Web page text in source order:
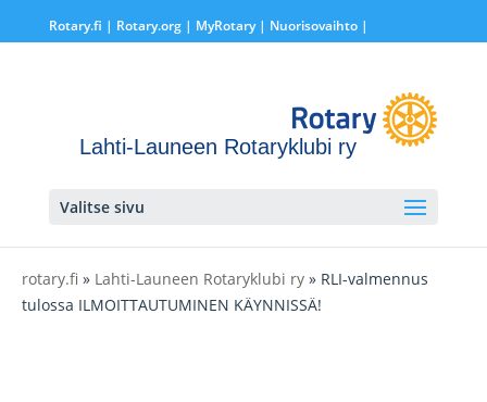
Rotary.fi | Rotary.org| MyRotary | Nuorisovaihto|
Lahti-Launeen Rotaryklubi ry
Valitse sivu
rotary.fi » Lahti-Launeen Rotaryklubi ry » RLI-valmennus
tulossa ILMOITTAUTUMINEN KÄYNNISSÄ!